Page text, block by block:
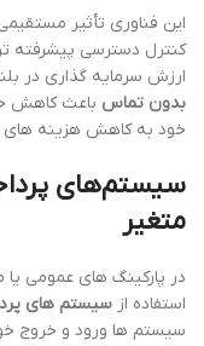
این فناوری تأثیر
کنترل دسترسی پیشرفته تر
ارزش سرمایه گذاری در
بدون تماس باعث کاهش
خود به کاهش هزینه های
سیستم‌های
متغیر
در پارکینگ های عمومی یا
استفاده از سیستم های
سیستم ها ورود و خروج